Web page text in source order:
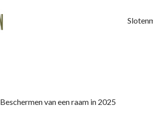
Beschermen van een raam in 2025